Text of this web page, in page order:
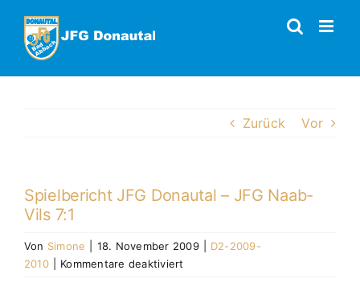
Inhalt
springen
Zurück Vor
Spielbericht JFG Donautal – JFG Naab-
Vils 7:1
Von Simone 18. November 2009
D2-2009-
2010
Kommentare deaktiviert